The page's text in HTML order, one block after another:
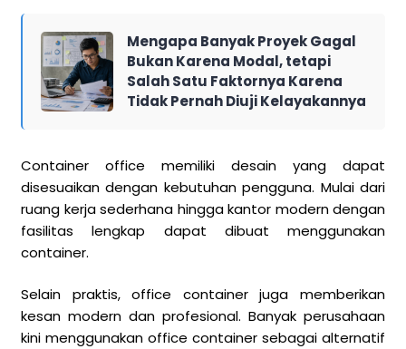
Mengapa Banyak Proyek Gagal
Bukan Karena Modal, tetapi
Salah Satu Faktornya Karena
Tidak Pernah Diuji Kelayakannya
Container office memiliki desain yang dapat
disesuaikan dengan kebutuhan pengguna. Mulai dari
ruang kerja sederhana hingga kantor modern dengan
fasilitas lengkap dapat dibuat menggunakan
container.
Selain praktis, office container juga memberikan
kesan modern dan profesional. Banyak perusahaan
kini menggunakan office container sebagai alternatif